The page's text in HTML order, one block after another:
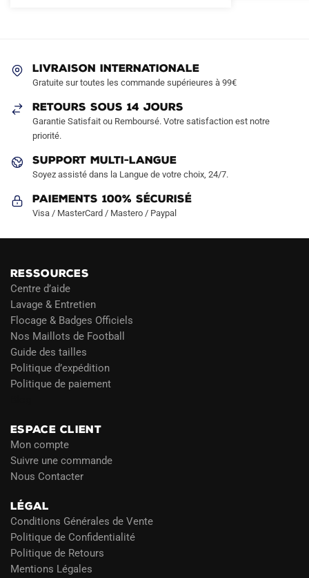
choisies
la
page
produit
page
LIVRAISON INTERNATIONALE
Gratuite sur toutes les commande supérieures à 99€
RETOURS SOUS 14 JOURS
Garantie Satisfait ou Remboursé. Votre satisfaction est notre
priorité.
SUPPORT MULTI-LANGUE
Soyez assisté dans la Langue de votre choix, 24/7.
Paiements 100% Sécurisé
Visa / MasterCard / Mastero / Paypal
RESSOURCES
Centre d’aide
Lavage & Entretien
Flocage & Badges Officiels
Nos Maillots de Football
Guide des tailles
Politique d’expédition
Politique de paiement
ESPACE CLIENT
Mon compte
Suivre une commande
Nous Contacter
LÉGAL
Conditions Générales de Vente
Politique de Confidentialité
Politique de Retours
Mentions Légales